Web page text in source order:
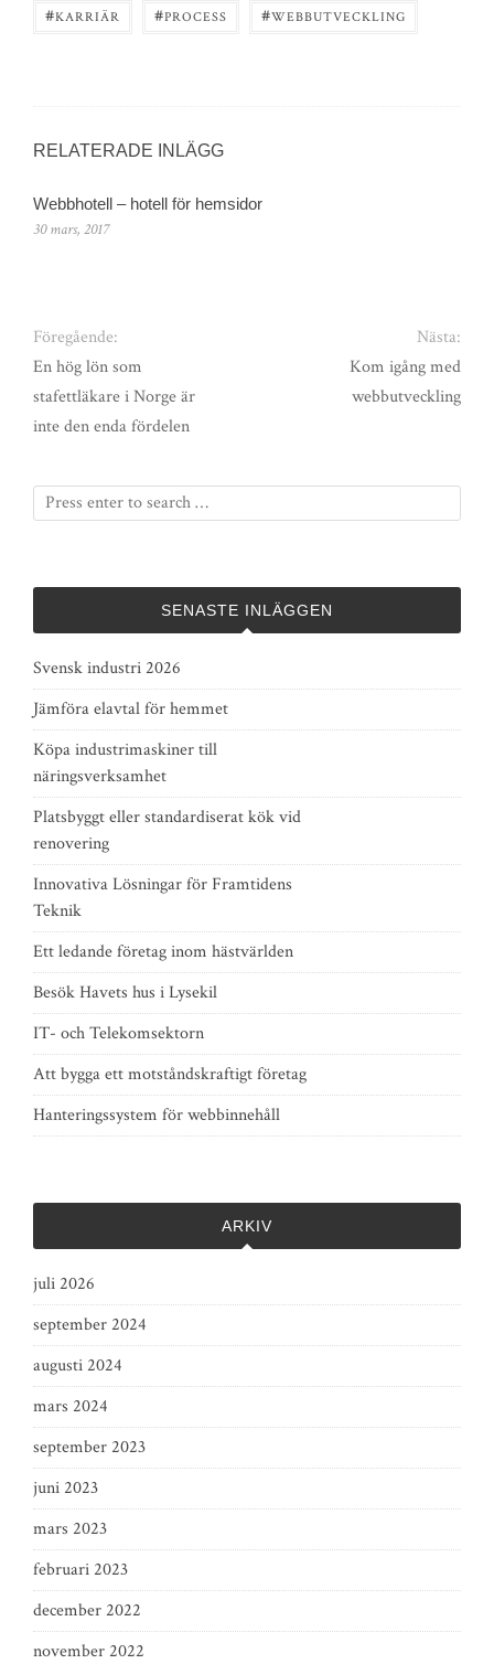
#KARRIÄR #PROCESS #WEBBUTVECKLING
RELATERADE INLÄGG
Webbhotell – hotell för hemsidor
30 mars, 2017
Föregående:
En hög lön som
stafettläkare i Norge är
inte den enda fördelen
Nästa:
Kom igång med
webbutveckling
SENASTE INLÄGGEN
Svensk industri 2026
Jämföra elavtal för hemmet
Köpa industrimaskiner till
näringsverksamhet
Platsbyggt eller standardiserat kök vid
renovering
Innovativa Lösningar för Framtidens
Teknik
Ett ledande företag inom hästvärlden
Besök Havets hus i Lysekil
IT- och Telekomsektorn
Att bygga ett motståndskraftigt företag
Hanteringssystem för webbinnehåll
ARKIV
juli 2026
september 2024
augusti 2024
mars 2024
september 2023
juni 2023
mars 2023
februari 2023
december 2022
november 2022